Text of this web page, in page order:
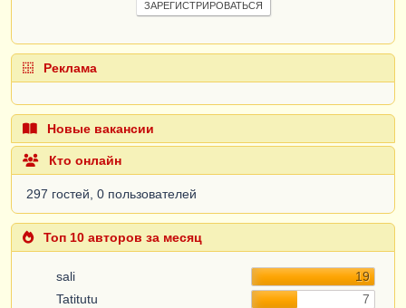
ЗАРЕГИСТРИРОВАТЬСЯ
Реклама
Новые вакансии
Кто онлайн
297 гостей, 0 пользователей
Топ 10 авторов за месяц
sali
19
Tatitutu
7